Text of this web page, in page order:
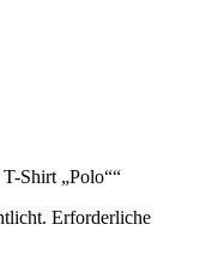
Shirt „Polo““
Erforderliche